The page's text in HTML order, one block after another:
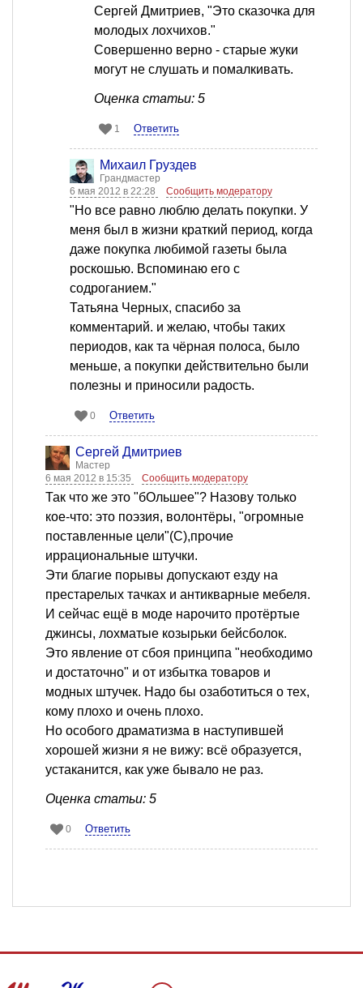
Сергей Дмитриев, "Это сказочка для
молодых лохчихов."
Совершенно верно - старые жуки
могут не слушать и помалкивать.
Оценка статьи: 5
1 Ответить
Михаил Груздев
Грандмастер
6 мая 2012 в 22:28
Сообщить модератору
"Но все равно люблю делать покупки. У
меня был в жизни краткий период, когда
даже покупка любимой газеты была
роскошью. Вспоминаю его с
содроганием."
Татьяна Черных, спасибо за
комментарий. и желаю, чтобы таких
периодов, как та чёрная полоса, было
меньше, а покупки действительно были
полезны и приносили радость.
0 Ответить
Сергей Дмитриев
Мастер
6 мая 2012 в 15:35
Сообщить модератору
Так что же это "бОльшее"? Назову только
кое-что: это поэзия, волонтёры, "огромные
поставленные цели"(С),прочие
иррациональные штучки.
Эти благие порывы допускают езду на
престарелых тачках и антикварные мебеля.
И сейчас ещё в моде нарочито протёртые
джинсы, лохматые козырьки бейсболок.
Это явление от сбоя принципа "необходимо
и достаточно" и от избытка товаров и
модных штучек. Надо бы озаботиться о тех,
кому плохо и очень плохо.
Но особого драматизма в наступившей
хорошей жизни я не вижу: всё образуется,
устаканится, как уже бывало не раз.
Оценка статьи: 5
0 Ответить